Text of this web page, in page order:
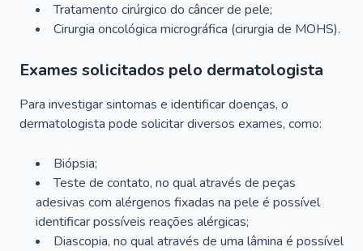
Tratamento cirúrgico do câncer de pele;
Cirurgia oncológica micrográfica (cirurgia de MOHS).
Exames solicitados pelo dermatologista
Para investigar sintomas e identificar doenças, o
dermatologista pode solicitar diversos exames, como:
Biópsia;
Teste de contato, no qual através de peças
adesivas com alérgenos fixadas na pele é possível
identificar possíveis reações alérgicas;
Diascopia, no qual através de uma lâmina é possível